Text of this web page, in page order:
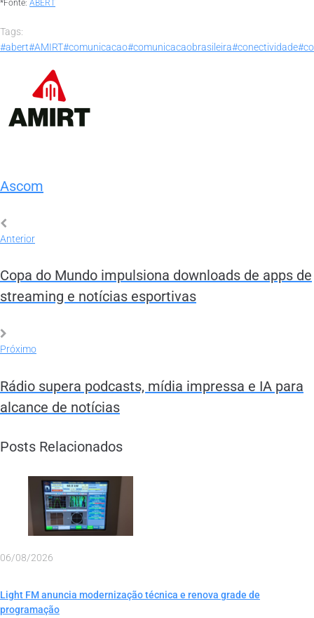
*Fonte: ABERT
Tags:
#abert#AMIRT#comunicacao#comunicacaobrasileira#conectividade
Ascom
Anterior
Copa do Mundo impulsiona downloads de apps de
streaming e notícias esportivas
Próximo
Rádio supera podcasts, mídia impressa e IA para
alcance de notícias
Posts Relacionados
06/08/2026
Light FM anuncia modernização técnica e renova grade de
programação